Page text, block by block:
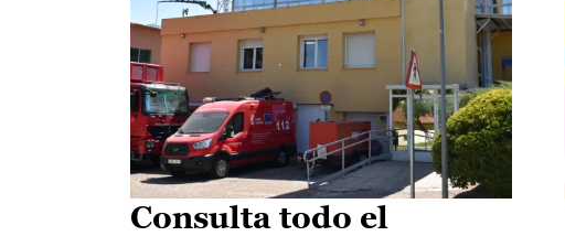
Consulta todo el